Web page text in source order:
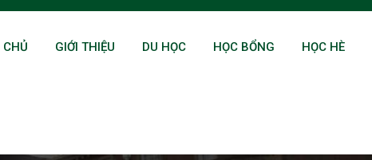
GIỚI THIỆU DU HỌC HỌC BỔNG HỌC HÈ